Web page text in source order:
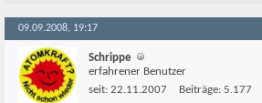
09.09.2008, 19:17
Schrippe
erfahrener Benutzer
seit: 22.11.2007 Beiträge: 5.177